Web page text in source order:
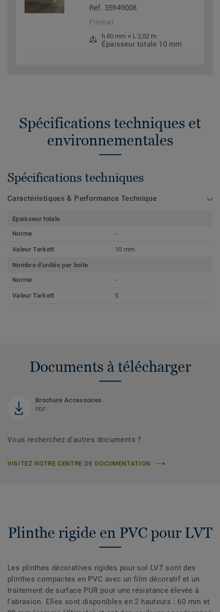
Réf. 35949008
Format
h 80 mm × L 2,02 m
Épaisseur totale 10 mm
Spécifications techniques et
environnementales
Spécifications techniques
Caractéristiques & Performance Technique
Epaisseur totale
Norme
-
Valeur Tarkett 10 mm
Nombre d'unités par boite
Norme
-
Valeur Tarkett 5
Documents à télécharger
Brochure Accessoires
PDF
Vous recherchez d'autres documents ?
VISITEZ NOTRE CENTRE DE DOCUMENTATION
Plinthe rigide en PVC pour LVT
Les plinthes décoratives rigides pour sol LVT sont des
plinthes compactes en PVC avec un film décoratif et un
traitement de surface PUR pour une résistance élevée à
l'abrasion. Elles sont disponibles en 2 hauteurs : 60 mm et